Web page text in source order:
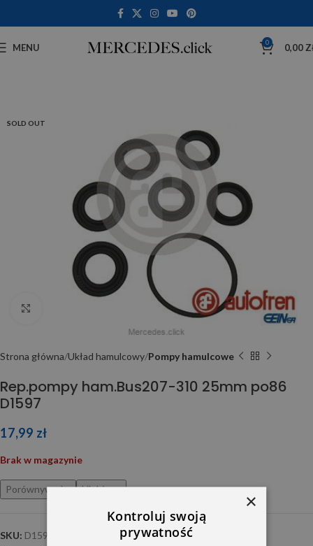
MENU 0 0,00
SOLD OUT
Strona główna Układ hamulcowy Pompy hamulcowe
Rep.pompy ham.Bus207-310 25mm po86
D1597
17,99 zł
Brak w magazynie
Porównywarka Ulubione
SKU: D1597
×
Kontroluj swoją
prywatność